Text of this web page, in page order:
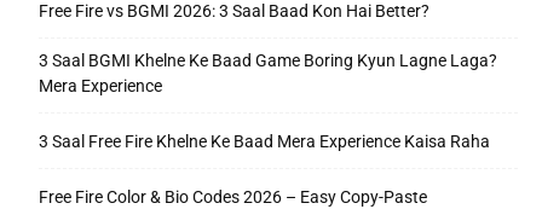
Free Fire vs BGMI 2026: 3 Saal Baad Kon Hai Better?
3 Saal BGMI Khelne Ke Baad Game Boring Kyun Lagne Laga?
Mera Experience
3 Saal Free Fire Khelne Ke Baad Mera Experience Kaisa Raha
Free Fire Color & Bio Codes 2026 – Easy Copy-Paste